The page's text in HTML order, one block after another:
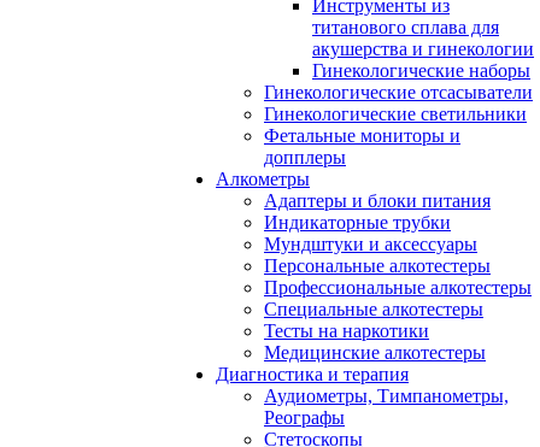
Инструменты из
титанового сплава для
акушерства и гинекологии
Гинекологические наборы
Гинекологические отсасыватели
Гинекологические светильники
Фетальные мониторы и
допплеры
Алкометры
Адаптеры и блоки питания
Индикаторные трубки
Мундштуки и аксессуары
Персональные алкотестеры
Профессиональные алкотестеры
Специальные алкотестеры
Тесты на наркотики
Медицинские алкотестеры
Диагностика и терапия
Аудиометры, Тимпанометры,
Реографы
Стетоскопы